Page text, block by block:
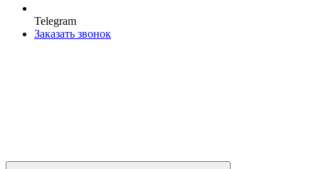
Telegram
Заказать звонок